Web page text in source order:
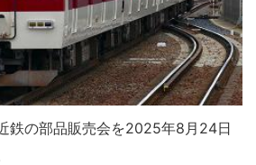
鉄の部品販売会を2025年8月24日